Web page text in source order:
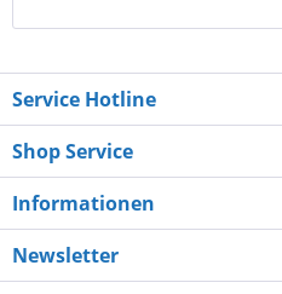
Service Hotline
Shop Service
Informationen
Newsletter